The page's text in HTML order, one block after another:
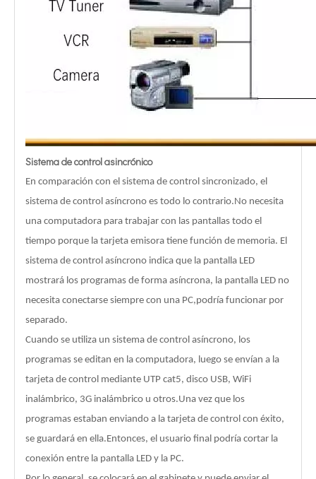
Sistema de control asincrónico
En comparación con el sistema de control sincronizado, el
sistema de control asíncrono es todo lo contrario.No necesita
una computadora para trabajar con las pantallas todo el
tiempo porque la tarjeta emisora ​​tiene función de memoria. El
sistema de control asíncrono indica que la pantalla LED
mostrará los programas de forma asíncrona, la pantalla LED no
necesita conectarse siempre con una PC,podría funcionar por
separado.
Cuando se utiliza un sistema de control asíncrono, los
programas se editan en la computadora, luego se envían a la
tarjeta de control mediante UTP cat5, disco USB, WiFi
inalámbrico, 3G inalámbrico u otros.Una vez que los
programas estaban enviando a la tarjeta de control con éxito,
se guardará en ella.Entonces, el usuario final podría cortar la
conexión entre la pantalla LED y la PC.